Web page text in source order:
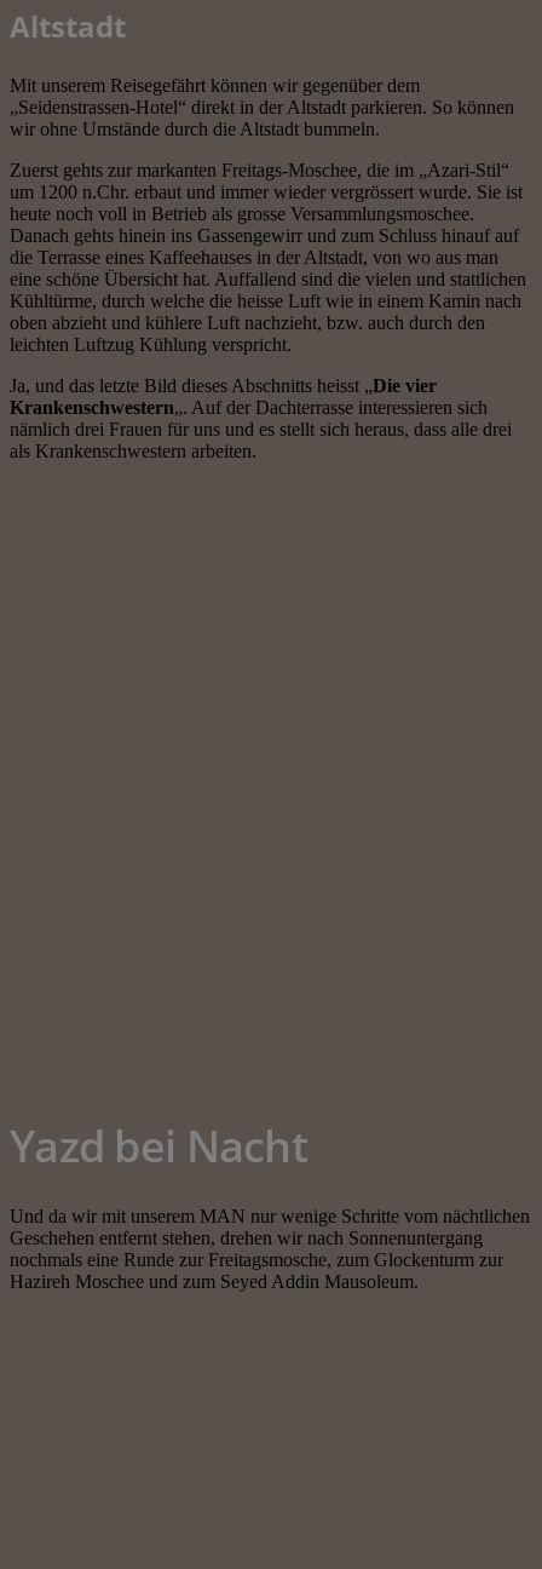
Altstadt
Mit unserem Reisegefährt können wir gegenüber dem
„Seidenstrassen-Hotel“ direkt in der Altstadt parkieren. So können
wir ohne Umstände durch die Altstadt bummeln.
Zuerst gehts zur markanten Freitags-Moschee, die im „Azari-Stil“
um 1200 n.Chr. erbaut und immer wieder vergrössert wurde. Sie ist
heute noch voll in Betrieb als grosse Versammlungsmoschee.
Danach gehts hinein ins Gassengewirr und zum Schluss hinauf auf
die Terrasse eines Kaffeehauses in der Altstadt, von wo aus man
eine schöne Übersicht hat. Auffallend sind die vielen und stattlichen
Kühltürme, durch welche die heisse Luft wie in einem Kamin nach
oben abzieht und kühlere Luft nachzieht, bzw. auch durch den
leichten Luftzug Kühlung verspricht.
Ja, und das letzte Bild dieses Abschnitts heisst „Die vier
Krankenschwestern„. Auf der Dachterrasse interessieren sich
nämlich drei Frauen für uns und es stellt sich heraus, dass alle drei
als Krankenschwestern arbeiten.
Yazd bei Nacht
Und da wir mit unserem MAN nur wenige Schritte vom nächtlichen
Geschehen entfernt stehen, drehen wir nach Sonnenuntergang
nochmals eine Runde zur Freitagsmosche, zum Glockenturm zur
Hazireh Moschee und zum Seyed Addin Mausoleum.